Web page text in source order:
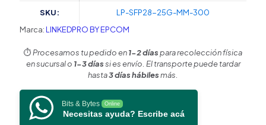
/
Gbps
Conectores
LC/UPC
SKU:
LP-SFP28-25G-MM-300
Marca:LINKEDPRO BY EPCOM
⏱️Procesamos tu pedido en1-2 díaspara recolección física
en sucursal o 1-3 díassi es envío. El transporte puede tardar
hasta3 días hábilesmás.
Bits & Bytes Online
Necesitas ayuda? Escribe acá